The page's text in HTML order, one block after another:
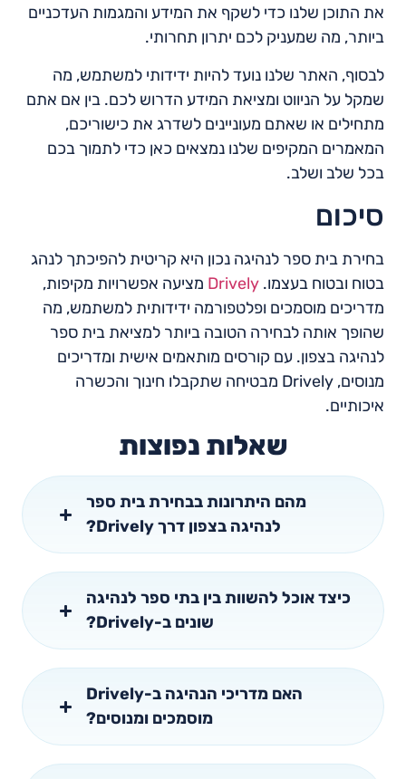
את התוכן שלנו כדי לשקף את המידע והמגמות העדכניים
ביותר, מה שמעניק לכם יתרון תחרותי.
לבסוף, האתר שלנו נועד להיות ידידותי למשתמש, מה
שמקל על הניווט ומציאת המידע הדרוש לכם. בין אם אתם
מתחילים או שאתם מעוניינים לשדרג את כישוריכם,
המאמרים המקיפים שלנו נמצאים כאן כדי לתמוך בכם
בכל שלב ושלב.
סיכום
בחירת בית ספר לנהיגה נכון היא קריטית להפיכתך לנהג
בטוח ובטוח בעצמו.
מציעה אפשרויות מקיפות,
מדריכים מוסמכים ופלטפורמה ידידותית למשתמש, מה
שהופך אותה לבחירה הטובה ביותר למציאת בית ספר
לנהיגה בצפון. עם קורסים מותאמים אישית ומדריכים
מנוסים, Drively מבטיחה שתקבלו חינוך והכשרה
איכותיים.
שאלות נפוצות
מהם היתרונות בבחירת בית ספר
לנהיגה בצפון דרך Drively?
כיצד אוכל להשוות בין בתי ספר לנהיגה
שונים ב-Drively?
האם מדריכי הנהיגה ב-Drively
מוסמכים ומנוסים?